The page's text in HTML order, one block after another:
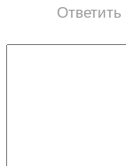
Ответить